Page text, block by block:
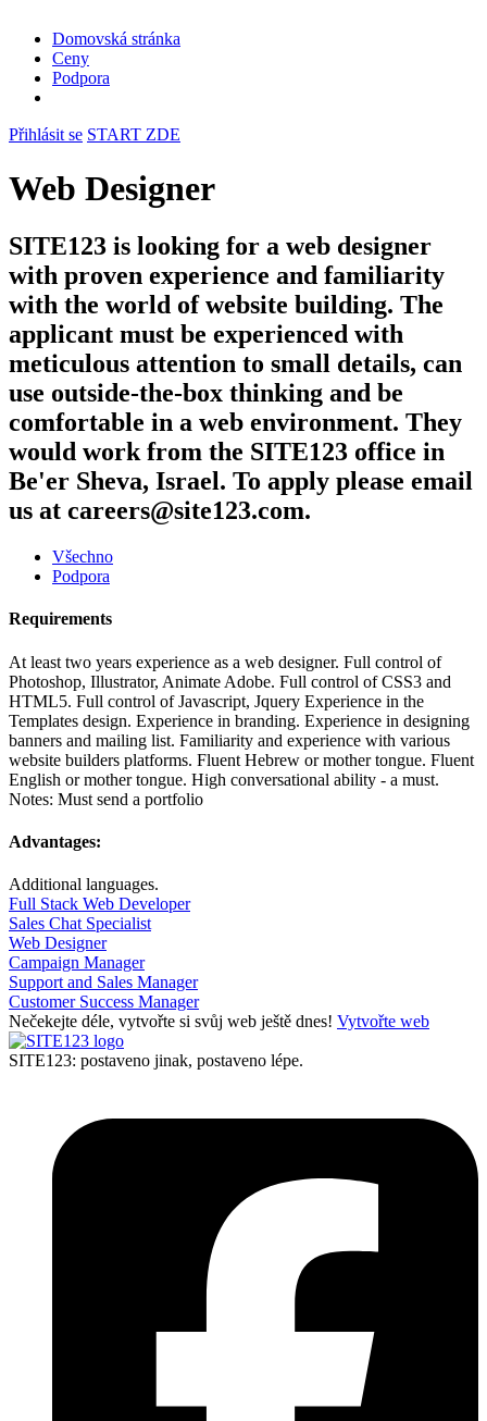
Domovská stránka
Ceny
Podpora
Přihlásit se START ZDE
Web Designer
SITE123 is looking for a web designer
with proven experience and familiarity
with the world of website building. The
applicant must be experienced with
meticulous attention to small details, can
use outside-the-box thinking and be
comfortable in a web environment. They
would work from the SITE123 office in
Be'er Sheva, Israel. To apply please email
us at careers@site123.com.
Všechno
Podpora
Requirements
At least two years experience as a web designer. Full control of
Photoshop, Illustrator, Animate Adobe. Full control of CSS3 and
HTML5. Full control of Javascript, Jquery Experience in the
Templates design. Experience in branding. Experience in designing
banners and mailing list. Familiarity and experience with various
website builders platforms. Fluent Hebrew or mother tongue. Fluent
English or mother tongue. High conversational ability - a must.
Notes: Must send a portfolio
Advantages:
Additional languages.
Full Stack Web Developer
Sales Chat Specialist
Web Designer
Campaign Manager
Support and Sales Manager
Customer Success Manager
Nečekejte déle, vytvořte si svůj web ještě dnes! Vytvořte web
SITE123: postaveno jinak, postaveno lépe.